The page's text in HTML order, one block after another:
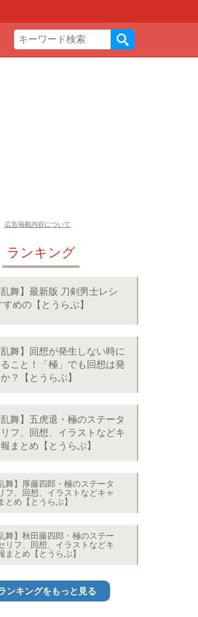
広告掲載内容について
ランキング
乱舞】最新版 刀剣男士レシ
すめの【とうらぶ】
乱舞】回想が発生しない時に
こと！「極」でも回想は発
？【とうらぶ】
乱舞】五虎退・極のステータ
フ、回想、イラストなどキ
まとめ【とうらぶ】
舞】厚藤四郎・極のステータ
フ、回想、イラストなどキャ
とめ【とうらぶ】
舞】秋田藤四郎・極のステー
リフ、回想、イラストなどキ
まとめ【とうらぶ】
ンキングをもっと見る